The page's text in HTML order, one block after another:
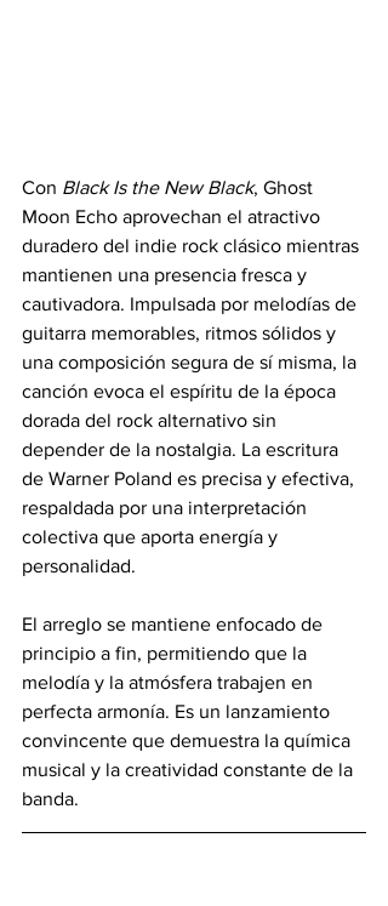
Con Black Is the New Black, Ghost
Moon Echo aprovechan el atractivo
duradero del indie rock clásico mientras
mantienen una presencia fresca y
cautivadora. Impulsada por melodías de
guitarra memorables, ritmos sólidos y
una composición segura de sí misma, la
canción evoca el espíritu de la época
dorada del rock alternativo sin
depender de la nostalgia. La escritura
de Warner Poland es precisa y efectiva,
respaldada por una interpretación
colectiva que aporta energía y
personalidad.
El arreglo se mantiene enfocado de
principio a fin, permitiendo que la
melodía y la atmósfera trabajen en
perfecta armonía. Es un lanzamiento
convincente que demuestra la química
musical y la creatividad constante de la
banda.